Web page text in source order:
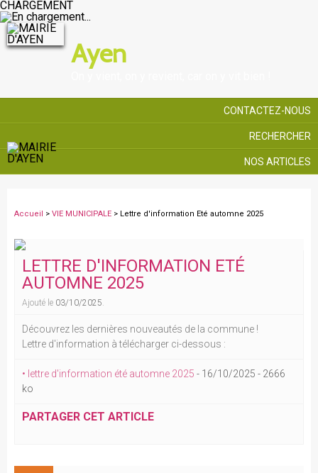
CHARGEMENT
Ayen
CONTACTEZ-NOUS
RECHERCHER
NOS ARTICLES
Accueil > VIE MUNICIPALE > Lettre d'information Eté automne 2025
LETTRE D'INFORMATION ETÉ
AUTOMNE 2025
Ajouté le 03/10/2025.
Découvrez les dernières nouveautés de la commune !
Lettre d'information à télécharger ci-dessous :
• lettre d'information été automne 2025 - 16/10/2025 - 2666
ko
PARTAGER CET ARTICLE